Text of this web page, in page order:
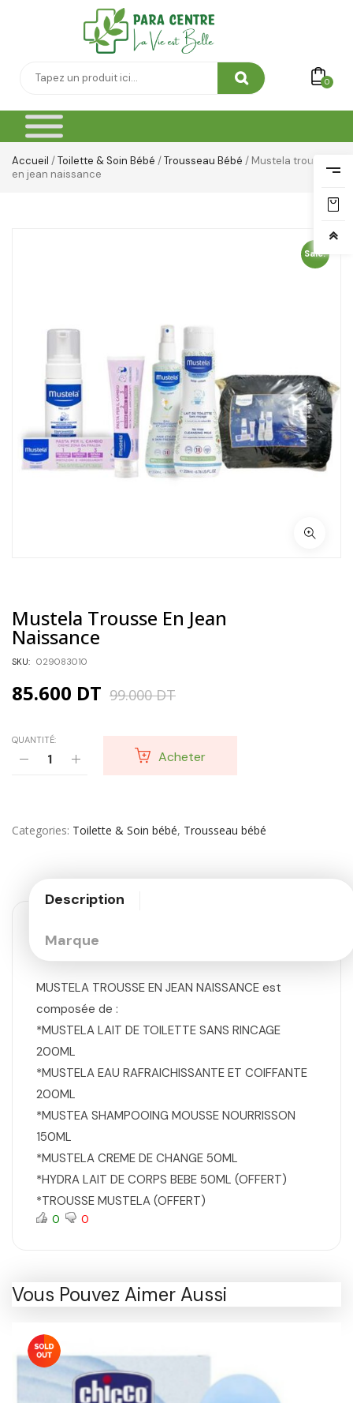
0
Accueil /Toilette & Soin Bébé /Trousseau Bébé / Mustela trousse
en jean naissance
Sale!
Mustela Trousse En Jean
Naissance
SKU: 029083010
99.000DT
85.600 DT
QUANTITÉ:
Acheter
Categories Toilette & Soin bébé, Trousseau bébé
Description
Marque
MUSTELA TROUSSE EN JEAN NAISSANCE est
composée de :
*MUSTELA LAIT DE TOILETTE SANS RINCAGE
200ML
*MUSTELA EAU RAFRAICHISSANTE ET COIFFANTE
200ML
*MUSTEA SHAMPOOING MOUSSE NOURRISSON
150ML
*MUSTELA CREME DE CHANGE 50ML
*HYDRA LAIT DE CORPS BEBE 50ML (OFFERT)
*TROUSSE MUSTELA (OFFERT)
0 0
Vous Pouvez Aimer Aussi